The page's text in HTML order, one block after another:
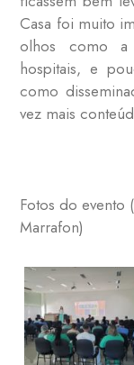
Casa foi muito
olhos como a
hospitais, e
como
vez mais
Fotos do evento
Marrafon)